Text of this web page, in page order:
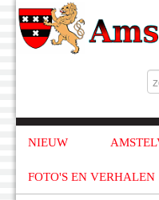
NIEUW
FOTO'S EN VERHALEN